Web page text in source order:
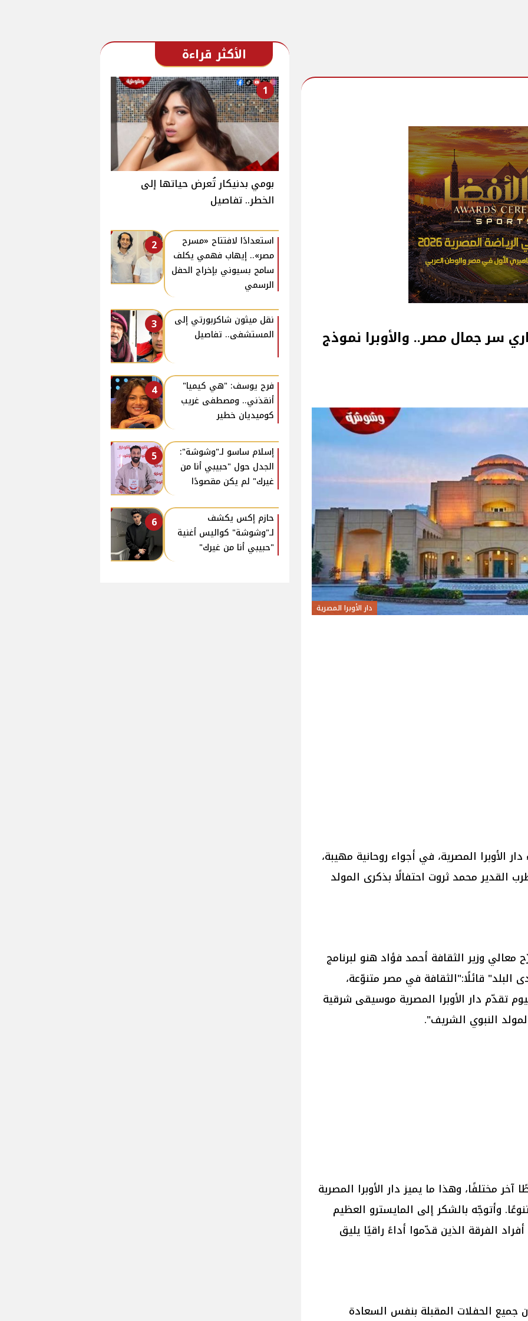
سر جمال مصر.. والأوبرا نموذج
دار الأوبرا المصرية
الأوبرا المصرية، في أجواء روحانية مهيبة،
القدير محمد ثروت احتفالًا بذكرى المولد
وزير الثقافة أحمد فؤاد هنو لبرنامج
قائلًا:"الثقافة في مصر متنوّعة،
تقدّم دار الأوبرا المصرية موسيقى شرقية
النبوي الشريف".
مختلفًا، وهذا ما يميز دار الأوبرا المصرية
وأتوجّه بالشكر إلى المايسترو العظيم
الفرقة الذين قدّموا أداءً راقيًا يليق
جميع الحفلات المقبلة بنفس السعادة
الأكثر قراءة
1
بومي بدنيكار تُعرض حياتها إلى
الخطر.. تفاصيل
2
استعدادًا لافتتاح «مسرح
مصر».. إيهاب فهمي يكلف
سامح بسيوني بإخراج الحفل
الرسمي
3
نقل ميثون شاكربورتي إلى
المستشفى.. تفاصيل
4
فرح يوسف: "هي كيميا"
أنقذني.. ومصطفى غريب
كوميديان خطير
5
إسلام ساسو لـ"وشوشة":
الجدل حول "حبيبي أنا من
غيرك" لم يكن مقصودًا
6
حازم إكس يكشف
لـ"وشوشة" كواليس أغنية
"حبيبي أنا من غيرك"